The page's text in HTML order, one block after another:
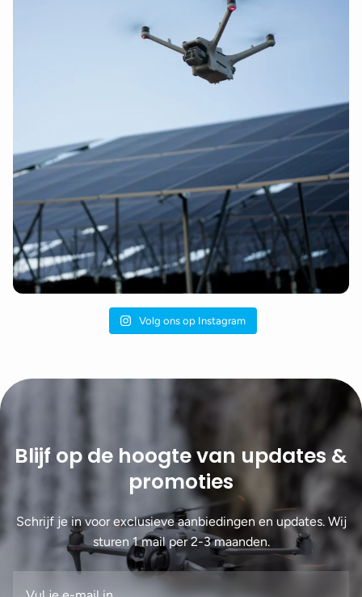
Volg ons op Instagram
Blijf op de hoogte van updates &
promoties
Schrijf je in voor exclusieve aanbiedingen en updates. Wij
sturen 1 mail per 2-3 maanden.